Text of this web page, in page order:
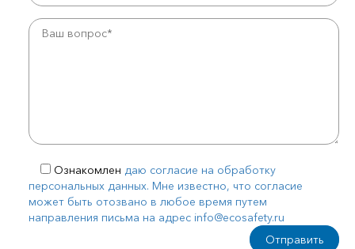
Ознакомлен даю согласие на обработку
персональных данных. Мне известно, что согласие
может быть отозвано в любое время путем
направления письма на адрес info@ecosafety.ru